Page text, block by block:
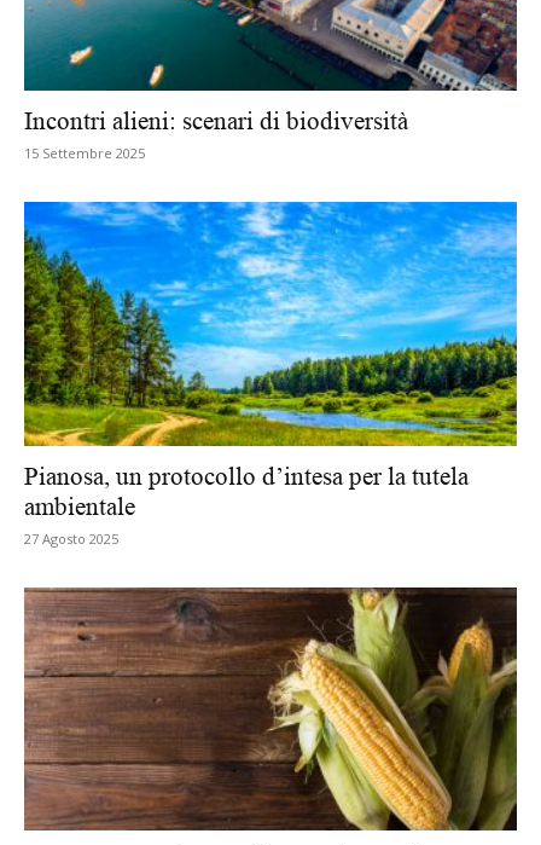
Incontri alieni: scenari di biodiversità
15 Settembre 2025
Pianosa, un protocollo d’intesa per la tutela
ambientale
27 Agosto 2025